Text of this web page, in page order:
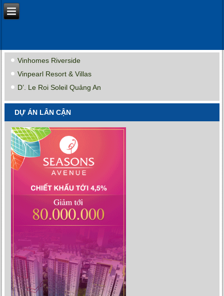
Vinhomes Riverside
Vinpearl Resort & Villas
D’. Le Roi Soleil Quảng An
DỰ ÁN LÂN CẬN